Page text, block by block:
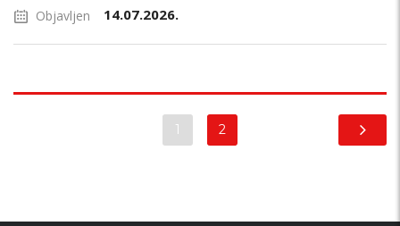
Objavljen 14.07.2026.
1 2